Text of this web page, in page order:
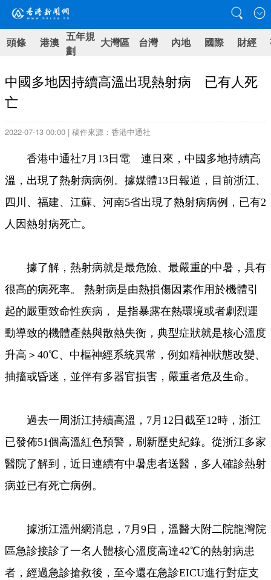
頭條 港澳 五年規
劃
大灣區 台灣 內地 國際 財經
中國多地因持續高溫出現熱射病 已有人死
亡
2022-07-13 00:00 | 稿件來源：香港中通社
香港中通社7月13日電 連日來，中國多地持續高
溫，出現了熱射病病例。據媒體13日報道，目前浙江、
四川、福建、江蘇、河南5省出現了熱射病病例，已有2
人因熱射病死亡。
據了解，熱射病就是最危險、最嚴重的中暑，具有
很高的病死率。 熱射病是由熱損傷因素作用於機體引
起的嚴重致命性疾病， 是指暴露在熱環境或者劇烈運
動導致的機體產熱與散熱失衡，典型症狀就是核心溫度
升高＞40℃、中樞神經系統異常，例如精神狀態改變、
抽搐或昏迷，並伴有多器官損害，嚴重者危及生命。
過去一周浙江持續高溫，7月12日截至12時，浙江
已發佈51個高溫紅色預警，刷新歷史紀錄。從浙江多家
醫院了解到，近日連續有中暑患者送醫，多人確診熱射
病並已有死亡病例。
據浙江溫州網消息，7月9日，溫醫大附二院龍灣院
區急診接診了一名人體核心溫度高達42℃的熱射病患
者，經過急診搶救後，至今還在急診EICU進行對症支